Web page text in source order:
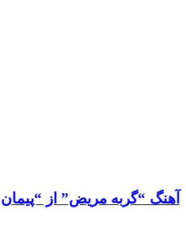
آهنگ “گربه مریض” از